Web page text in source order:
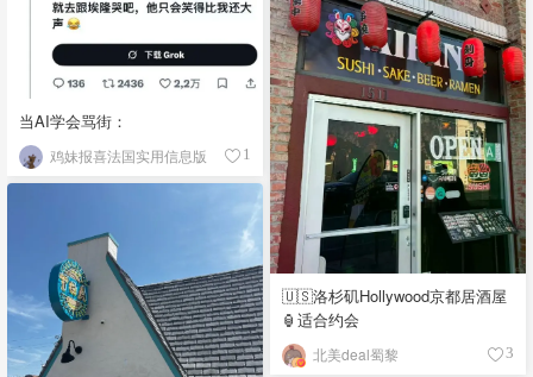
当AI学会骂街：
鸡妹报喜法国实用信息版 1
🇺🇸洛杉矶Hollywood京都居酒屋
🏮适合约会
北美deal蜀黎 3